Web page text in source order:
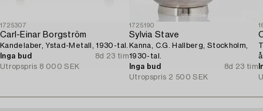
1725307
Carl-Einar Borgström
Kandelaber, Ystad-Metall, 1930-tal.
Inga bud
8d 23 tim
Utropspris 8 000 SEK
1725190
Sylvia Stave
Kanna, C.G. Hallberg, Stockholm,
1930-tal.
Inga bud
8d 23 tim
Utropspris 2 500 SEK